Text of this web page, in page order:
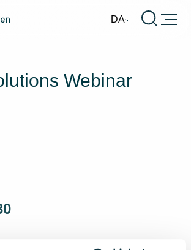
DA Burger
Webinar